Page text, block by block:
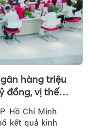
hàng triệu
đồng, vị thế
tế
Hồ Chí Minh
kết quả kinh